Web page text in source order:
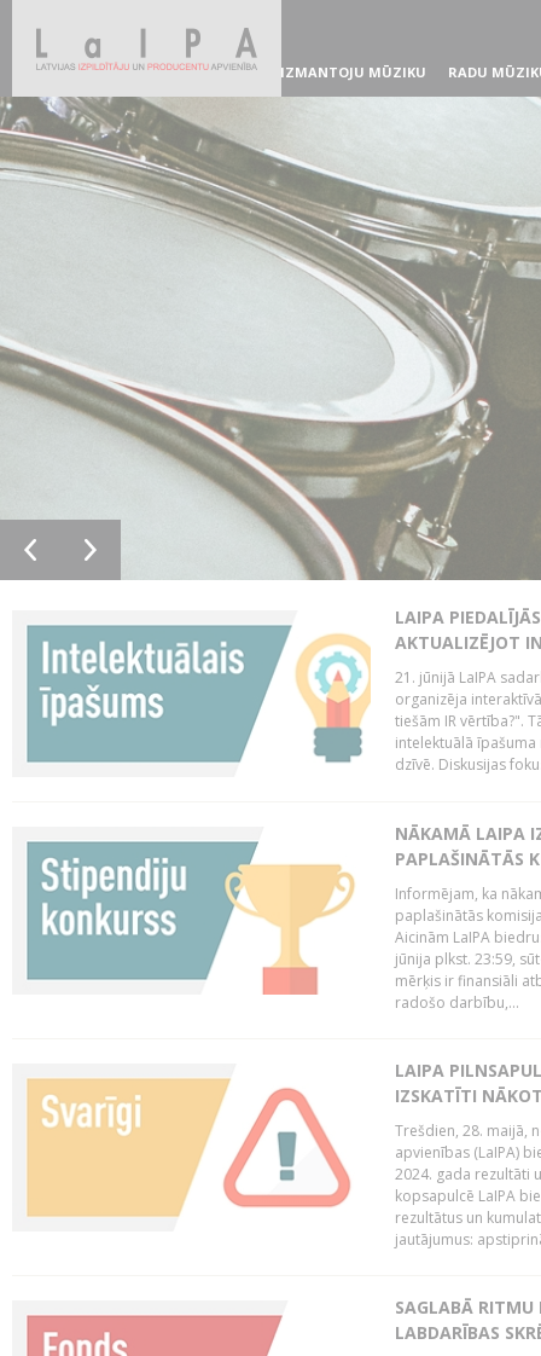
IZMANTOJU MŪZIKU RADU
LAIPA
AKTUALIZĒJOT
21. jūnijā LaIPA
organizēja
tiešām IR vērtība?".
intelektuālā
dzīvē. Diskusijas
NĀKAMĀ LAIPA
PAPLAŠINĀTĀS
Informējam, ka
paplašinātās
Aicinām LaIPA
jūnija plkst. 23:59,
mērķis ir finansiāli
radošo darbību,...
LAIPA
IZSKATĪTI
Trešdien, 28. maijā,
apvienības (LaIPA)
2024. gada rezultāti
kopsapulcē LaIPA
rezultātus un
jautājumus:
SAGLABĀ RITMU
LABDARĪBAS